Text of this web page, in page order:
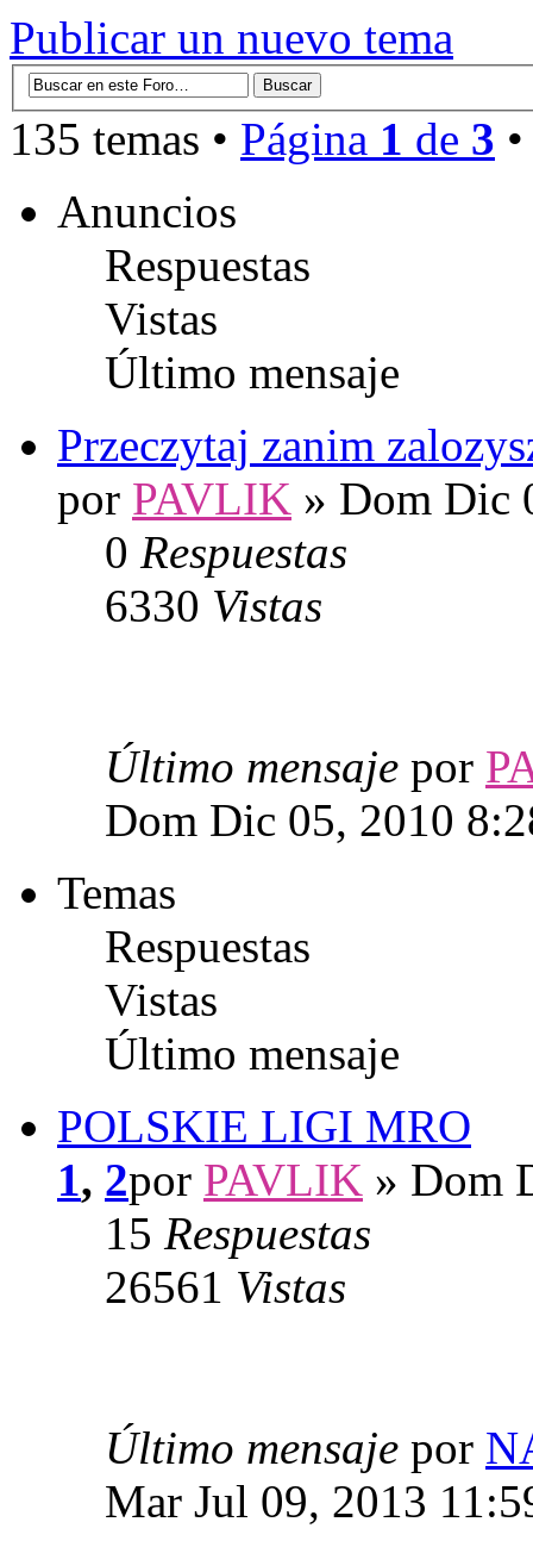
Publicar un nuevo tema
135 temas • Página 1 de 3
Anuncios
Respuestas
Vistas
Último mensaje
Przeczytaj zanim
por PAVLIK » Dom Dic
0 Respuestas
6330 Vistas
Último mensaje por
Dom Dic 05, 2010
Temas
Respuestas
Vistas
Último mensaje
POLSKIE LIGI MRO
1, 2por PAVLIK » Dom
15 Respuestas
26561 Vistas
Último mensaje por
Mar Jul 09, 2013